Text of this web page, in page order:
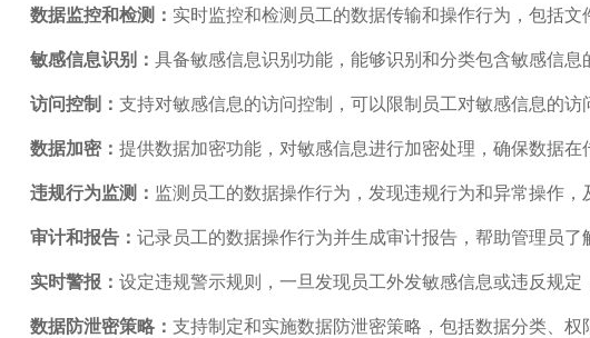
数据监控和检测： 实时监控和检测员工的数据传输和操作行为，包括
敏感信息识别： 具备敏感信息识别功能，能够识别和分类包含敏感信息
访问控制： 支持对敏感信息的访问控制，可以限制员工对敏感信息的访
数据加密： 提供数据加密功能，对敏感信息进行加密处理，确保数据在
违规行为监测： 监测员工的数据操作行为，发现违规行为和异常操作，
审计和报告： 记录员工的数据操作行为并生成审计报告，帮助管理员
实时警报： 设定违规警示规则，一旦发现员工外发敏感信息或违反规定
数据防泄密策略： 支持制定和实施数据防泄密策略，包括数据分类、